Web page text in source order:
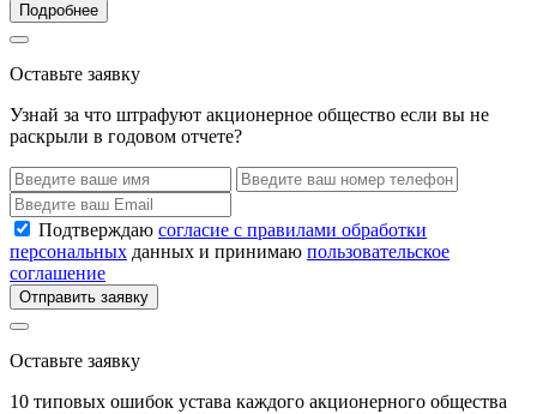
Подробнее
Оставьте заявку
Узнай за что штрафуют акционерное общество если вы не
раскрыли в годовом отчете?
Подтверждаю согласие с правилами обработки
персональных данных и принимаю пользовательское
соглашение
Отправить заявку
Оставьте заявку
10 типовых ошибок устава каждого акционерного общества